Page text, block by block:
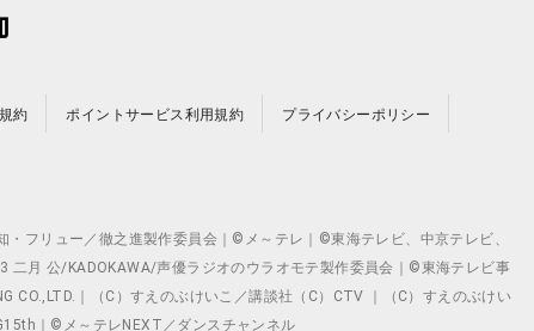
約 ポイントサービス利用規約 プライバシーポリシー
フリュー／徹之進製作委員会｜©メ～テレ｜©東海テレビ、中京テレビ、
二月 公/KADOKAWA/声優ラジオのウラオモテ製作委員会｜©東海テレビ事
｜（C）すえのぶけいこ／講談社（C）CTV ｜（C）すえのぶけい
｜©メ～テレNEXT／ダンスチャンネル